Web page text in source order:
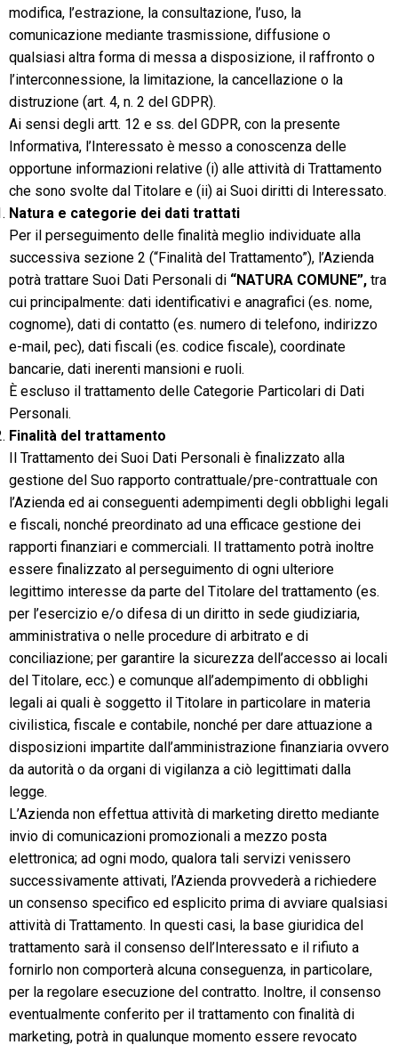
modifica, l’estrazione, la consultazione, l’uso, la
comunicazione mediante trasmissione, diffusione o
qualsiasi altra forma di messa a disposizione, il raffronto o
l’interconnessione, la limitazione, la cancellazione o la
distruzione (art. 4, n. 2 del GDPR).
Ai sensi degli artt. 12 e ss. del GDPR, con la presente
Informativa, l’Interessato è messo a conoscenza delle
opportune informazioni relative (i) alle attività di Trattamento
che sono svolte dal Titolare e (ii) ai Suoi diritti di Interessato.
Natura e categorie dei dati trattati
Per il perseguimento delle finalità meglio individuate alla
successiva sezione 2 (“Finalità del Trattamento”), l’Azienda
potrà trattare Suoi Dati Personali di “NATURA COMUNE”, tra
cui principalmente: dati identificativi e anagrafici (es. nome,
cognome), dati di contatto (es. numero di telefono, indirizzo
e-mail, pec), dati fiscali (es. codice fiscale), coordinate
bancarie, dati inerenti mansioni e ruoli.
È escluso il trattamento delle Categorie Particolari di Dati
Personali.
Finalità del trattamento
Il Trattamento dei Suoi Dati Personali è finalizzato alla
gestione del Suo rapporto contrattuale/pre-contrattuale con
l’Azienda ed ai conseguenti adempimenti degli obblighi legali
e fiscali, nonché preordinato ad una efficace gestione dei
rapporti finanziari e commerciali. Il trattamento potrà inoltre
essere finalizzato al perseguimento di ogni ulteriore
legittimo interesse da parte del Titolare del trattamento (es.
per l’esercizio e/o difesa di un diritto in sede giudiziaria,
amministrativa o nelle procedure di arbitrato e di
conciliazione; per garantire la sicurezza dell’accesso ai locali
del Titolare, ecc.) e comunque all’adempimento di obblighi
legali ai quali è soggetto il Titolare in particolare in materia
civilistica, fiscale e contabile, nonché per dare attuazione a
disposizioni impartite dall’amministrazione finanziaria ovvero
da autorità o da organi di vigilanza a ciò legittimati dalla
legge.
L’Azienda non effettua attività di marketing diretto mediante
invio di comunicazioni promozionali a mezzo posta
elettronica; ad ogni modo, qualora tali servizi venissero
successivamente attivati, l’Azienda provvederà a richiedere
un consenso specifico ed esplicito prima di avviare qualsiasi
attività di Trattamento. In questi casi, la base giuridica del
trattamento sarà il consenso dell’Interessato e il rifiuto a
fornirlo non comporterà alcuna conseguenza, in particolare,
per la regolare esecuzione del contratto. Inoltre, il consenso
eventualmente conferito per il trattamento con finalità di
marketing, potrà in qualunque momento essere revocato